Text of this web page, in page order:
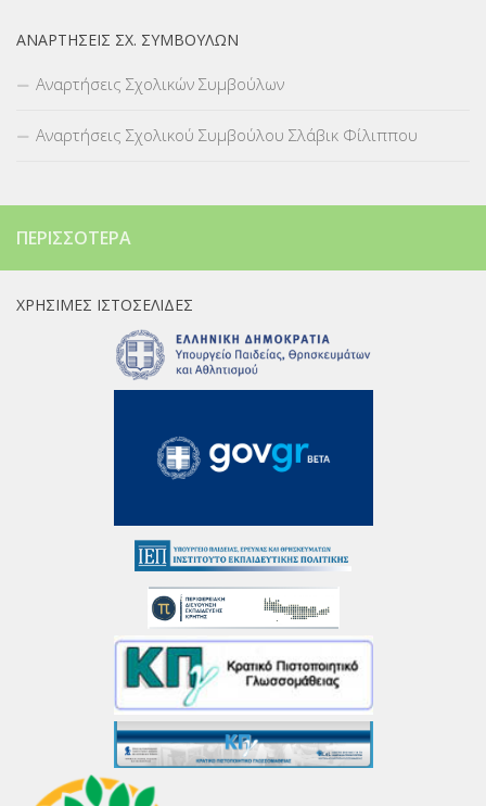
ΑΝΑΡΤΉΣΕΙΣ ΣΧ. ΣΥΜΒΟΎΛΩΝ
Αναρτήσεις Σχολικών Συμβούλων
Αναρτήσεις Σχολικού Συμβούλου Σλάβικ Φίλιππου
ΠΕΡΙΣΣΌΤΕΡΑ
ΧΡΉΣΙΜΕΣ ΙΣΤΟΣΕΛΊΔΕΣ